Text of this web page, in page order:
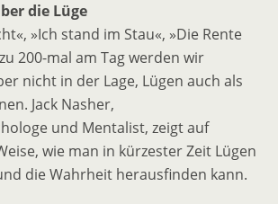
die Lüge
»Ich stand im Stau«, »Die Rente
200-mal am Tag werden wir
nicht in der Lage, Lügen auch als
Jack Nasher,
und Mentalist, zeigt auf
wie man in kürzester Zeit Lügen
die Wahrheit herausfinden kann.